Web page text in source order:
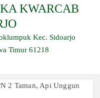
KWARCAB
Kec. Sidoarjo
Timur 61218
2 Taman, Api Unggun